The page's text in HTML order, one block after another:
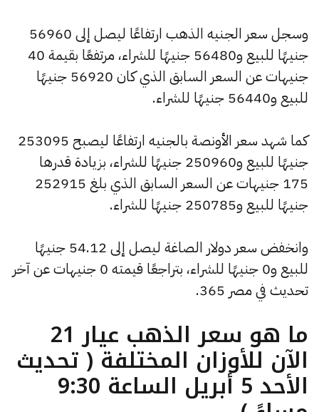
وسجل سعر الجنيه الذهب ارتفاعًا ليصل إلى 56960
جنيهًا للبيع و56480 جنيهًا للشراء، مرتفعًا بقيمة 40
جنيهات عن السعر السابق الذي كان 56920 جنيهًا
للبيع و56440 جنيهًا للشراء.
كما شهد سعر الأونصة بالجنيه ارتفاعًا ليصبح 253095
جنيهًا للبيع و250960 جنيهًا للشراء، بزيادة قدرها
175 جنيهات عن السعر السابق الذي بلغ 252915
جنيهًا للبيع و250785 جنيهًا للشراء.
وانخفض سعر دولار الصاغة ليصل إلى 54.12 جنيهًا
للبيع و0 جنيهًا للشراء، بتراجعًا قيمته 0 جنيهات عن آخر
تحديث في مصر 365.
ما هو سعر الذهب عيار 21
الآن للأوزان المختلفة ( تحديث
الأحد 5 أبريل الساعة 9:30